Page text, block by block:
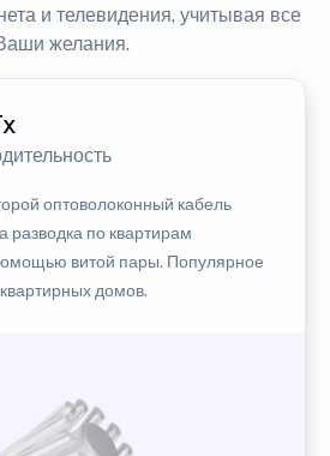
и телевидения, учитывая все
желания.
оптоволоконный кабель
разводка по квартирам
витой пары. Популярное
домов.